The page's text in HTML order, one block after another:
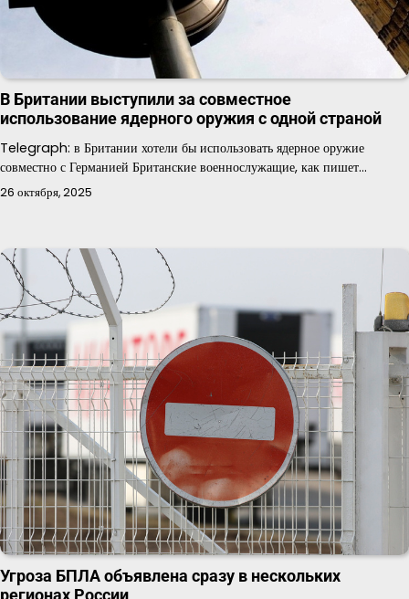
В Британии выступили за совместное
использование ядерного оружия с одной страной
Telegraph: в Британии хотели бы использовать ядерное оружие
совместно с Германией Британские военнослужащие, как пишет…
26 октября, 2025
Угроза БПЛА объявлена сразу в нескольких
регионах России